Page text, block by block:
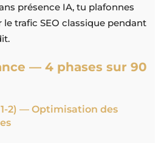
présence IA, tu plafonnes
trafic SEO classique pendant
— 4 phases sur 90
1-2) — Optimisation des